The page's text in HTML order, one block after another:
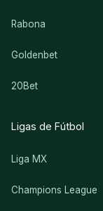
Rabona
Goldenbet
20Bet
Ligas de Fútbol
Liga MX
Champions League